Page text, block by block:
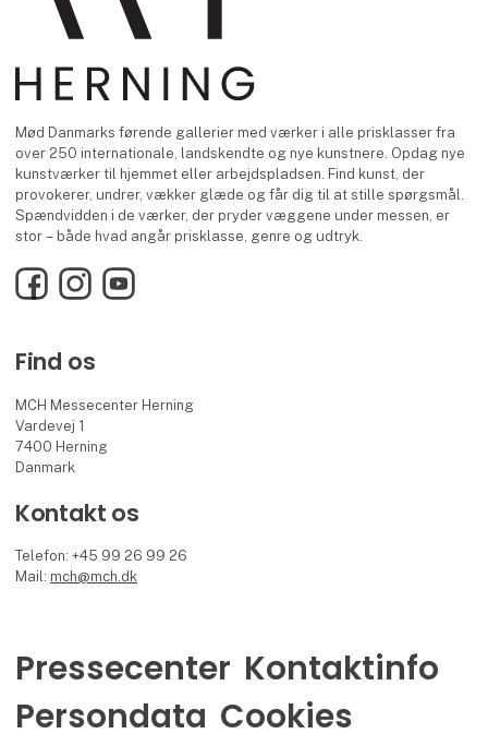
Mød Danmarks førende gallerier med værker i alle prisklasser fra
over 250 internationale, landskendte og nye kunstnere. Opdag nye
kunstværker til hjemmet eller arbejdspladsen. Find kunst, der
provokerer, undrer, vækker glæde og får dig til at stille spørgsmål.
Spændvidden i de værker, der pryder væggene under messen, er
stor – både hvad angår prisklasse, genre og udtryk.
FacebookInstagramYouTube
Find os
MCH Messecenter Herning
Vardevej 1
7400 Herning
Danmark
Kontakt os
Telefon: +45 99 26 99 26
Mail: mch@mch.dk
Pressecenter Kontaktinfo
Persondata Cookies